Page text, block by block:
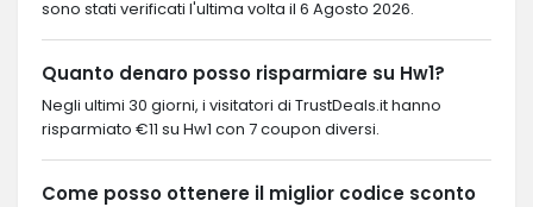
sono stati verificati l'ultima volta il 6 Agosto 2026.
Quanto denaro posso risparmiare su Hw1?
Negli ultimi 30 giorni, i visitatori di TrustDeals.it hanno
risparmiato €11 su Hw1 con 7 coupon diversi.
Come posso ottenere il miglior codice sconto